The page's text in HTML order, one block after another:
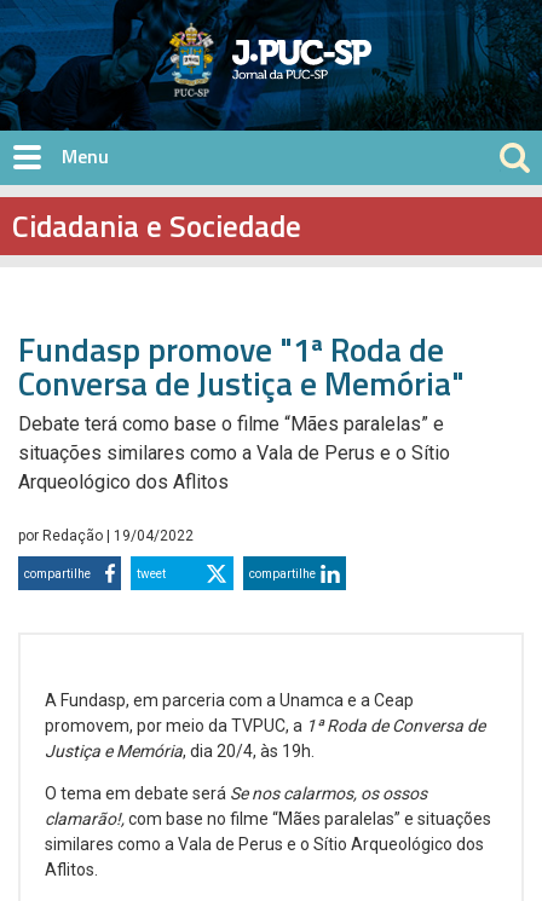
Pular para o conteúdo principal
Cidadania e Sociedade
Fundasp promove "1ª Roda de
Conversa de Justiça e Memória"
Debate terá como base o filme “Mães paralelas” e
situações similares como a Vala de Perus e o Sítio
Arqueológico dos Aflitos
por Redação | 19/04/2022
compartilhe tweet compartilhe
A Fundasp, em parceria com a Unamca e a Ceap
promovem, por meio da TVPUC, a 1ª Roda de Conversa de
Justiça e Memória, dia 20/4, às 19h.
O tema em debate será Se nos calarmos, os ossos
clamarão!,com base no filme “Mães paralelas” e situações
similares como a Vala de Perus e o Sítio Arqueológico dos
Aflitos.